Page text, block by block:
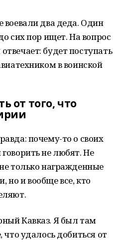
воевали два деда. Один
сих пор ищет. На вопрос
будет поступать
в воинской
от того, что
почему-то о своих
не любят. Не
только награжденные
и вообще все, кто
Кавказ. Я был там
удалось добиться от